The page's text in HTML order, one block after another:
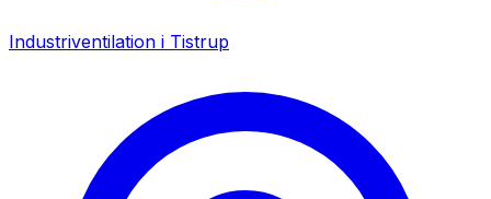
Industriventilation i Tistrup